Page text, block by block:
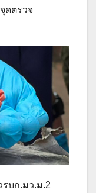
ดตรวจ
รบก.มว.ม.2